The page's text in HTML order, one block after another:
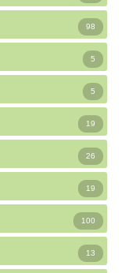
98
5
5
19
26
19
100
13